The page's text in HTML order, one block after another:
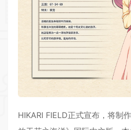
HIKARI FIELD正式宣布，将制